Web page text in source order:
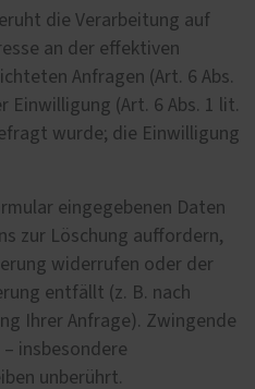
die Verarbeitung auf
an der effektiven
Anfragen (Art. 6 Abs.
Einwilligung (Art. 6 Abs. 1 lit.
wurde; die Einwilligung
eingegebenen Daten
zur Löschung auffordern,
widerrufen oder der
entfällt (z. B. nach
Ihrer Anfrage). Zwingende
insbesondere
unberührt.